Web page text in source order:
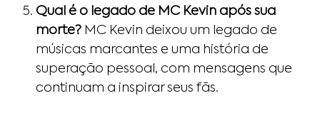
Qual é o legado de MC Kevin após sua
morte? MC Kevin deixou um legado de
músicas marcantes e uma história de
superação pessoal, com mensagens que
continuam a inspirar seus fãs.